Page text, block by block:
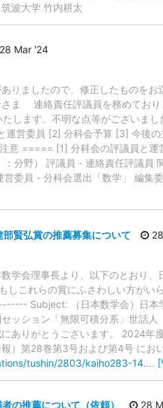
波大学 竹内耕太
28 Mar '24
ましたので、修正したものを
ま 連絡責任評議員を務めており
します。不明な点等がございまし
営委員 [2] 分科会予算 [3] 今後
意 ===== [1] 分科会の評議員と
分野） 評議員 - 連絡責任評議員
委員 - 分科会選出「数学」 編集
賢弘賞の推薦募集について
会理事長より、以下のとおり、
これらの賞にふさわしい方がい
Subject: （日本数学会）日本
ッション「無限可積分系」世話
ありがとうございます。 2024年
）第28巻第3号および第4号 にお
tushin/2803/kaiho283-14.…
の推薦について（依頼）
28